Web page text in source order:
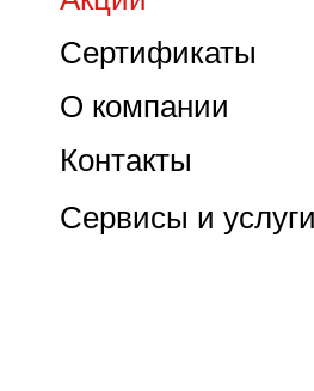
Контакты
О компании
Сертификаты
Сервисы и услуги